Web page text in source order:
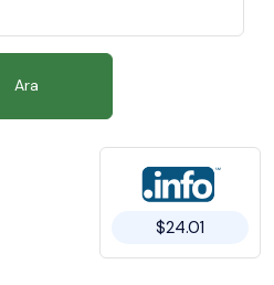
Ara
$24.01